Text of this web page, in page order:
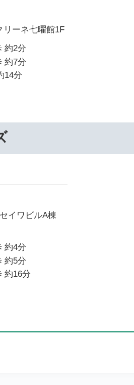
リーネ七曜館1F
約2分
約7分
14分
イワビルA棟
約4分
約5分
約16分